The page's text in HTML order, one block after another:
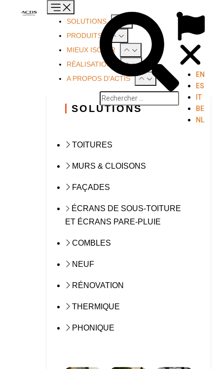
SOLUTIONS
PRODUITS
MIEUX ISOLER
RÉALISATIONS
A PROPOS D'ACTIS
SOLUTIONS
TOITURES
MURS & CLOISONS
FAÇADES
ÉCRANS DE SOUS-TOITURE
ET ÉCRANS PARE-PLUIE
COMBLES
NEUF
RÉNOVATION
THERMIQUE
PHONIQUE
EN
ES
IT
BE
NL